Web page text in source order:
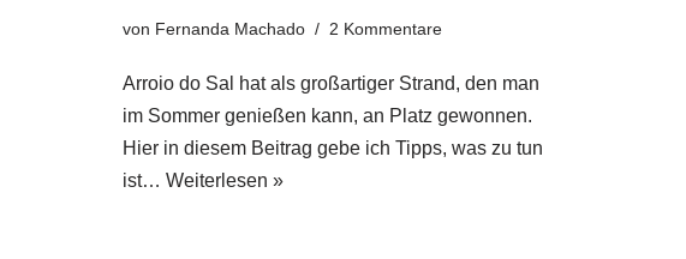
von Fernanda Machado 2 Kommentare
Arroio do Sal hat als großartiger Strand, den man
im Sommer genießen kann, an Platz gewonnen.
Hier in diesem Beitrag gebe ich Tipps, was zu tun
ist… Weiterlesen »